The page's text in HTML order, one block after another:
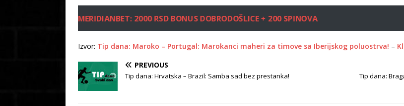
MERIDIANBET: 2000 RSD BONUS DOBRODOŠLICE + 200 SPINOVA
Izvor: Tip dana: Maroko – Portugal: Marokanci maheri za timove sa Iberijskog poluostrva! –
PREVIOUS
Tip dana: Hrvatska – Brazil: Samba sad bez prestanka!
Tip dana: